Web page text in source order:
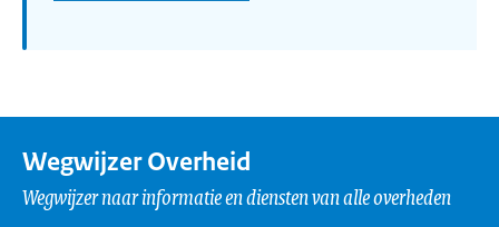
Wegwijzer Overheid
Wegwijzer naar informatie en diensten van alle overheden